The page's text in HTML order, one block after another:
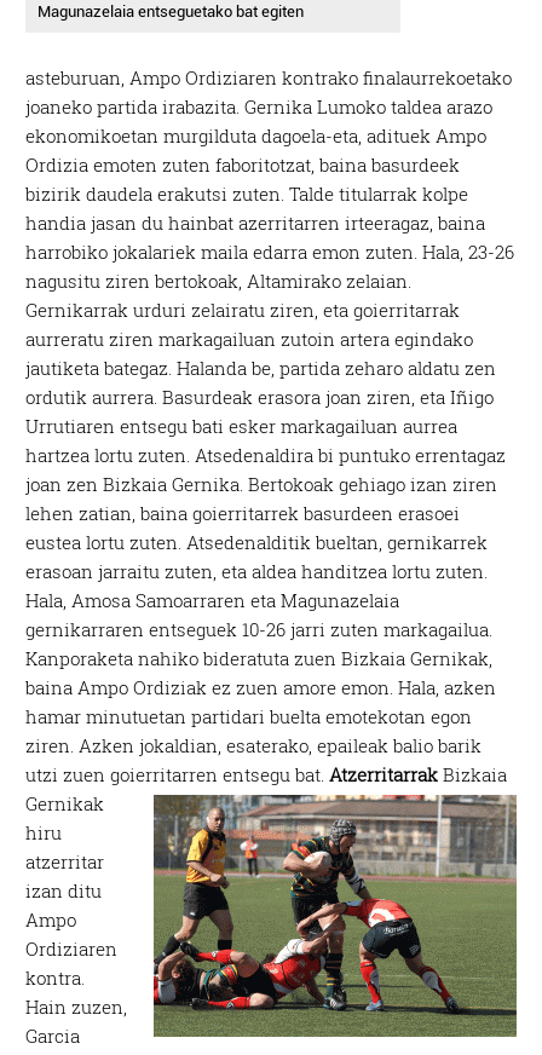
Magunazelaia entseguetako bat egiten
asteburuan, Ampo Ordiziaren kontrako finalaurrekoetako
joaneko partida irabazita. Gernika Lumoko taldea arazo
ekonomikoetan murgilduta dagoela-eta, adituek Ampo
Ordizia emoten zuten faboritotzat, baina basurdeek
bizirik daudela erakutsi zuten. Talde titularrak kolpe
handia jasan du hainbat azerritarren irteeragaz, baina
harrobiko jokalariek maila edarra emon zuten. Hala, 23-26
nagusitu ziren bertokoak, Altamirako zelaian.
Gernikarrak urduri zelairatu ziren, eta goierritarrak
aurreratu ziren markagailuan zutoin artera egindako
jautiketa bategaz. Halanda be, partida zeharo aldatu zen
ordutik aurrera. Basurdeak erasora joan ziren, eta Iñigo
Urrutiaren entsegu bati esker markagailuan aurrea
hartzea lortu zuten. Atsedenaldira bi puntuko errentagaz
joan zen Bizkaia Gernika. Bertokoak gehiago izan ziren
lehen zatian, baina goierritarrek basurdeen erasoei
eustea lortu zuten. Atsedenalditik bueltan, gernikarrek
erasoan jarraitu zuten, eta aldea handitzea lortu zuten.
Hala, Amosa Samoarraren eta Magunazelaia
gernikarraren entseguek 10-26 jarri zuten markagailua.
Kanporaketa nahiko bideratuta zuen Bizkaia Gernikak,
baina Ampo Ordiziak ez zuen amore emon. Hala, azken
hamar minutuetan partidari buelta emotekotan egon
ziren. Azken jokaldian, esaterako, epaileak balio barik
utzi zuen goierritarren entsegu bat.Atzerritarrak Bizkaia
Gernikak
hiru
atzerritar
izan ditu
Ampo
Ordiziaren
kontra.
Hain zuzen,
Garcia